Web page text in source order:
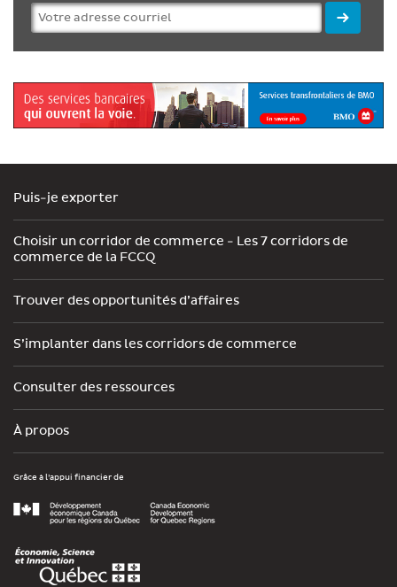
Puis-je exporter
Choisir un corridor de commerce - Les 7 corridors de
commerce de la FCCQ
Trouver des opportunités d’affaires
S’implanter dans les corridors de commerce
Consulter des ressources
À propos
Grâce à l’appui financier de